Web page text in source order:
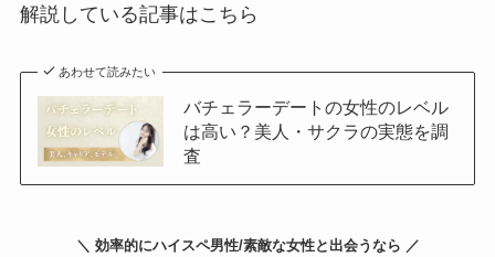
解説している記事はこちら
あわせて読みたい
バチェラーデートの女性のレベル
は高い？美人・サクラの実態を調
査
＼ 効率的にハイスペ男性/素敵な女性と出会うなら ／